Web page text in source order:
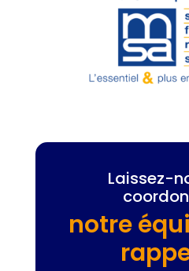
Laissez-
notre